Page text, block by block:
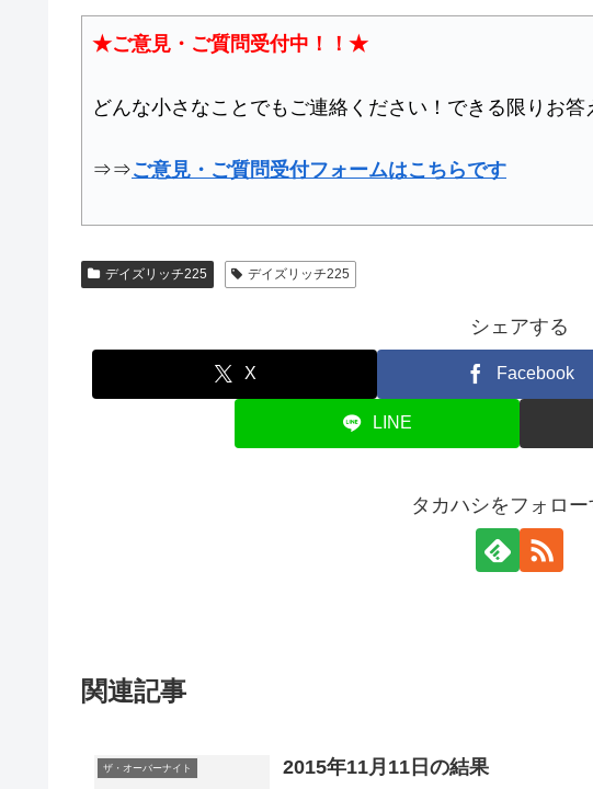
★ご意見・ご質問受付中！！★
どんな小さなことでもご連絡ください！できる限りお答
⇒⇒ご意見・ご質問受付フォームはこちらです
デイズリッチ225 デイズリッチ225
シェアする
X Facebook
LINE
タカハシをフォロー
関連記事
ザ・オーバーナイト 2015年11月11日の結果